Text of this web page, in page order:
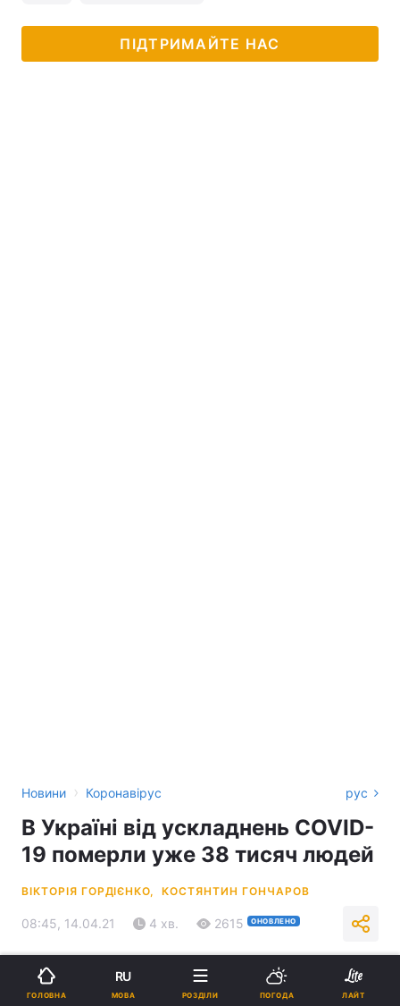
ПІДТРИМАЙТЕ НАС
Новини › Коронавірус рус
В Україні від ускладнень COVID-
19 померли уже 38 тисяч людей
ВІКТОРІЯ ГОРДІЄНКО, КОСТЯНТИН ГОНЧАРОВ
08:45, 14.04.21 4 хв. 2615 ОНОВЛЕНО
Підпишіться на нас в Google
ГОЛОВНА
RU
МОВА РОЗДІЛИ ПОГОДА ЛАЙТ